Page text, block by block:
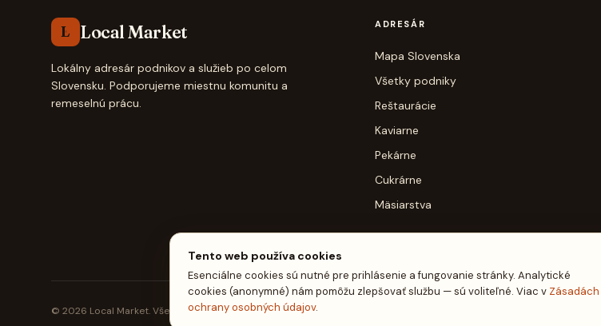
L Local Market
Lokálny adresár podnikov a služieb po celom
Slovensku. Podporujeme miestnu komunitu a
remeselnú prácu.
ADRESÁR
Mapa Slovenska
Všetky podniky
Reštaurácie
Kaviarne
Pekárne
Cukrárne
Mäsiarstva
© 2026 Local Market. Všetky práva vyhradené.
Tento web používa cookies
Esenciálne cookies sú nutné pre prihlásenie a fungovanie stránky. Analytické
cookies (anonymné) nám pomôžu zlepšovať službu — sú voliteľné. Viac v Zásadách
ochrany osobných údajov.